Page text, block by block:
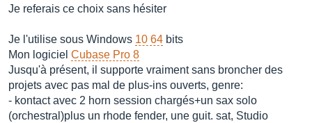
Je referais ce choix sans hésiter
Je l'utilise sous Windows 10 64 bits
Mon logiciel Cubase Pro 8
Jusqu'à présent, il supporte vraiment sans broncher des
projets avec pas mal de plus-ins ouverts, genre:
- kontact avec 2 horn session chargés+un sax solo
(orchestral)plus un rhode fender, une guit. sat, Studio